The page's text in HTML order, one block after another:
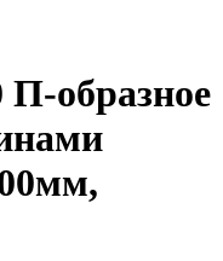
образное